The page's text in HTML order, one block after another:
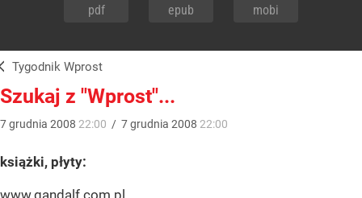
pdf epub mobi
Tygodnik Wprost
Szukaj z "Wprost"...
7grudnia 2008 22:00 / 7grudnia 2008 22:00
książki, płyty: